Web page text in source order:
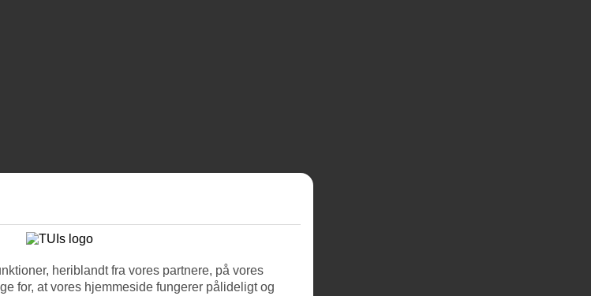
heriblandt fra vores partnere, på vores
for, at vores hjemmeside fungerer pålideligt og